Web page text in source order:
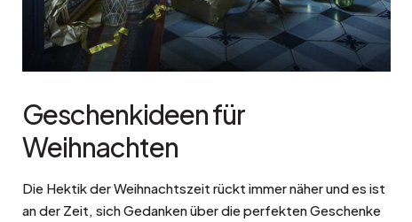
Geschenkideen für
Weihnachten
Die Hektik der Weihnachtszeit rückt immer näher und es ist
an der Zeit, sich Gedanken über die perfekten Geschenke